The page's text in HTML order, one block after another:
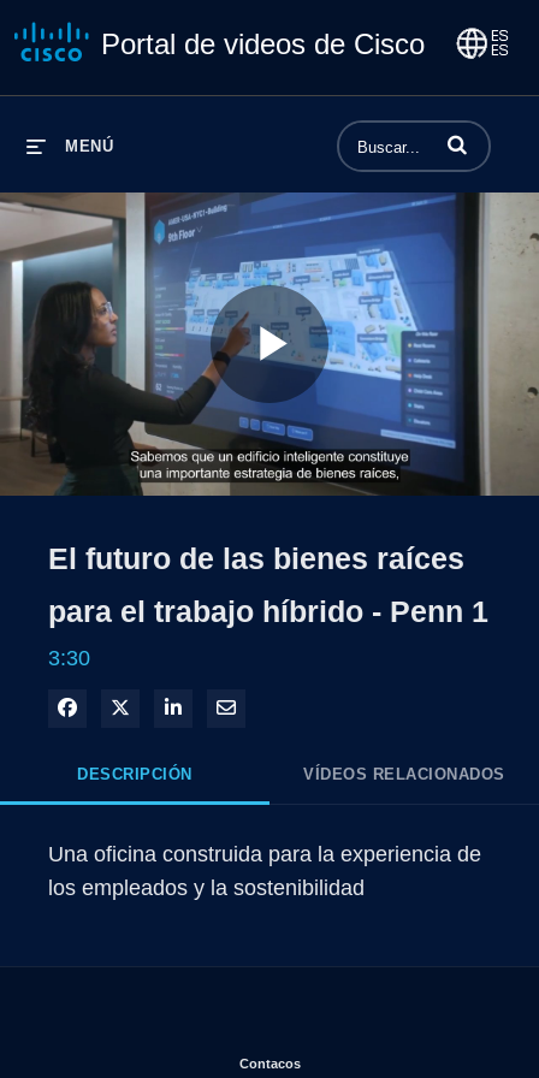
Portal de videos de Cisco
MENÚ Introduzca los
Play
El futuro de las bienes raíces
para el trabajo híbrido - Penn 1
3:30
Compartir en Facebook
Compartir en X
Compartir en LinkedIn
Compartir por correo electrónico
DESCRIPCIÓN VÍDEOS RELACIONADOS
Una oficina construida para la experiencia de
los empleados y la sostenibilidad
ContacosSe abre en una nueva ventana